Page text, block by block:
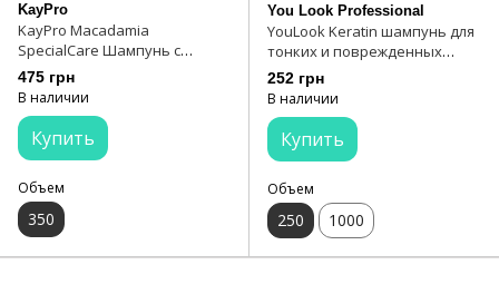
KayPro
KayPro Macadamia
SpecialCare Шампунь с
маслом макадамии 350 мл
475 грн
В наличии
Купить
Объем
350
You Look Professional
YouLook Keratin шампунь для
тонких и поврежденных
волос 250 мл
252 грн
В наличии
Купить
Объем
250 1000